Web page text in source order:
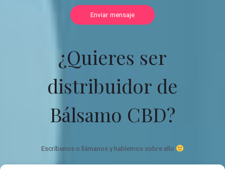
Enviar mensaje
¿Quieres ser
distribuidor de
Bálsamo CBD?
Escríbenos o llámanos y hablemos sobre ello